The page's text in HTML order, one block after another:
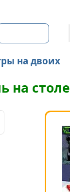
на двоих
на столе